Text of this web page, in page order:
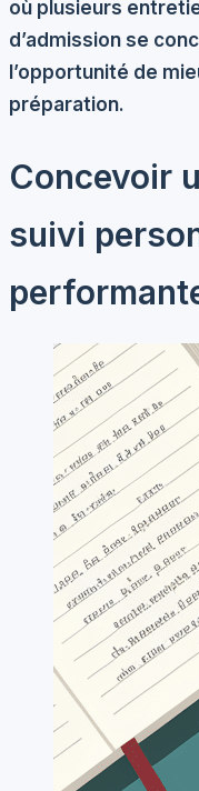
où plusieurs
d’admission se
l’opportunité de
préparation.
Concevoir
suivi